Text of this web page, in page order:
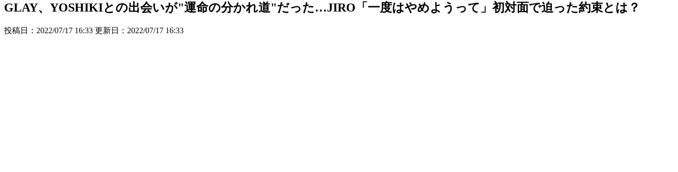
GLAY、YOSHIKIとの出会いが"運命の分かれ道"だった…JIRO「一度はやめようって」初対面で迫った約束とは？
投稿日：2022/07/17 16:33 更新日： 2022/07/17 16:33